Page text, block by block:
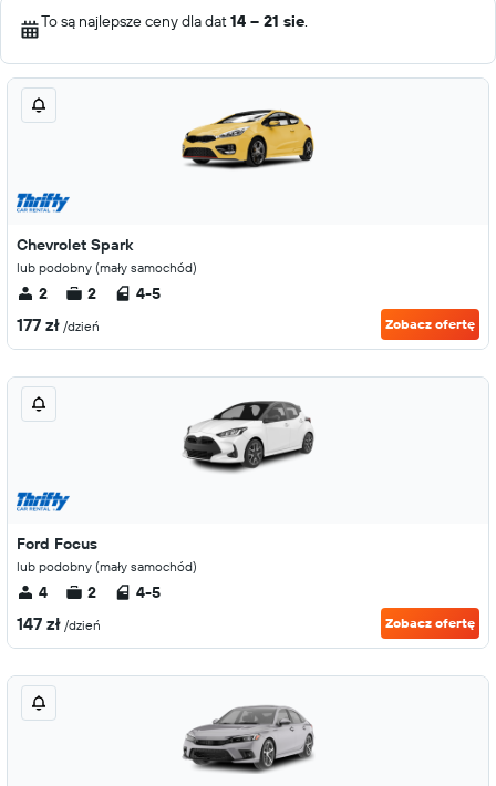
To są najlepsze ceny dla dat14 – 21 sie.
Chevrolet Spark
lub podobny (mały samochód)
2 2 4-5
177 zł /dzień Zobacz ofertę
Ford Focus
lub podobny (mały samochód)
4 2 4-5
147 zł /dzień Zobacz ofertę